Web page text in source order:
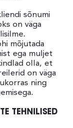
sõnumi
on väga
mõjutada
ega muljet
olla, et
on väga
ning
TEHNILISED